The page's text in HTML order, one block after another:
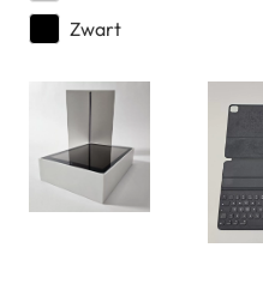
Zwart